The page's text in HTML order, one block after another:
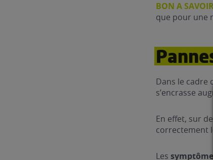
BON A
que pour une
Dans le cadre
s’encrasse
En effet, sur
correctement
Les